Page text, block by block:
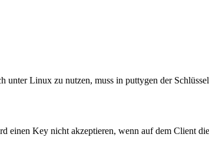
Linux zu nutzen, muss in puttygen der
Key nicht akzeptieren, wenn auf dem Client